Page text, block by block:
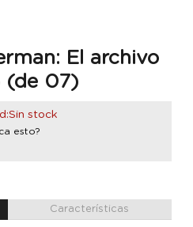
El archivo
(de 07)
stock
esto?
Características